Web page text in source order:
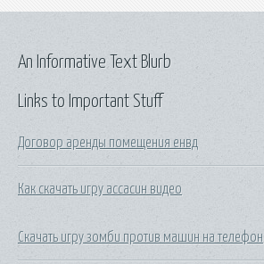
Links to Important Stuff
Договор аренды помещения енвд
Как скачать игру ассасин видео
Скачать игру зомби против машин на телефон
An Informative Text Blurb